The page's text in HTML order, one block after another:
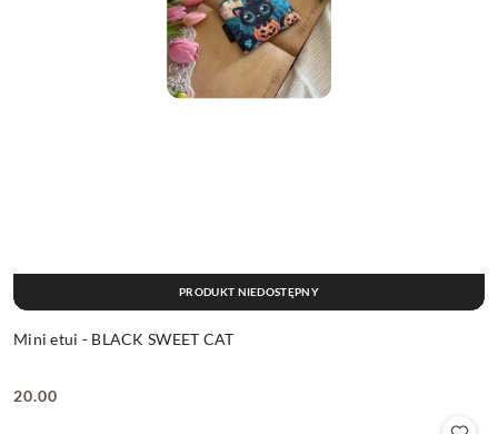
Mini etui - BLACK SWEET CAT
Cena:
20.00
PRODUKT NIEDOSTĘPNY